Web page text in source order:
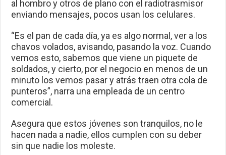
al hombro y otros de plano con el radiotrasmisor
enviando mensajes, pocos usan los celulares.
“Es el pan de cada día, ya es algo normal, ver a los
chavos volados, avisando, pasando la voz. Cuando
vemos esto, sabemos que viene un piquete de
soldados, y cierto, por el negocio en menos de un
minuto los vemos pasar y atrás traen otra cola de
punteros”, narra una empleada de un centro
comercial.
Asegura que estos jóvenes son tranquilos, no le
hacen nada a nadie, ellos cumplen con su deber
sin que nadie los moleste.